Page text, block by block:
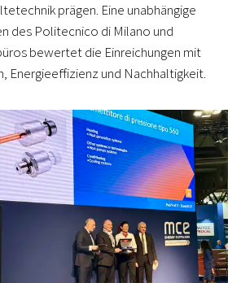
prägen. Eine unabhängige
des Politecnico di Milano und
bewertet die Einreichungen mit
Energieeffizienz und Nachhaltigkeit.